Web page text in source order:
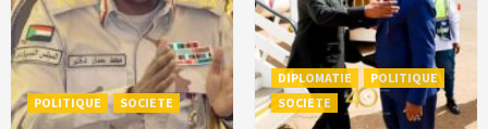
POLITIQUE SOCIETE
DIPLOMATIE
POLITIQUE
SOCIETE